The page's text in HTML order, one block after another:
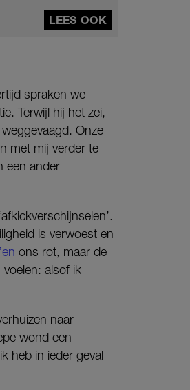
LEES OOK
spraken we
Terwijl hij het zei,
Onze
met mij verder te
een ander
is verwoest en
ons rot, maar de
alsof ik
naar
wond een
heb in ieder geval